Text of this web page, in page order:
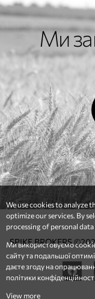
Ми
SPIKE BROKERS
We use cookies to analyze
optimize our services. By
processing of personal
Ми використовуємо cookie
сайту та подальшої
даєте згоду на
політики
View more